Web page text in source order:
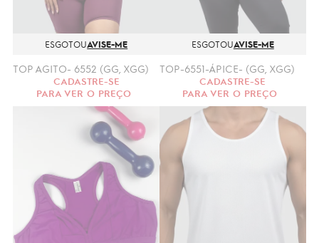
ESGOTOUAVISE-ME
TOP AGITO- 6552 (GG, XGG)
CADASTRE-SE
PARA VER O PREÇO
ESGOTOUAVISE-ME
TOP-6551-ÁPICE- (GG, XGG)
CADASTRE-SE
PARA VER O PREÇO